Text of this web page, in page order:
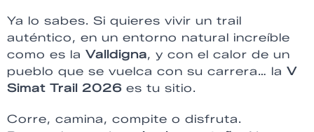
Ya lo sabes. Si quieres vivir un trail
auténtico, en un entorno natural increíble
como es la Valldigna, y con el calor de un
pueblo que se vuelca con su carrera… la V
Simat Trail 2026 es tu sitio.
Corre, camina, compite o disfruta.